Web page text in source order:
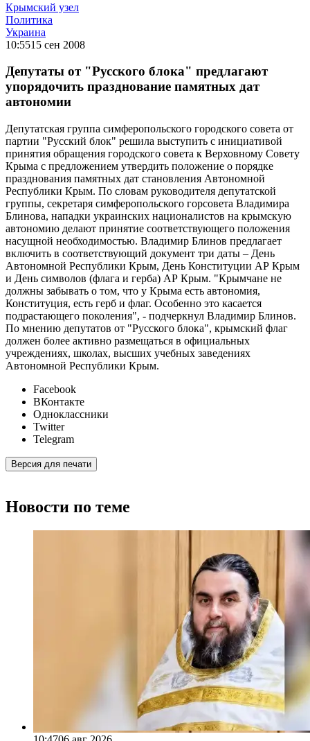
Крымский узел
Политика
Украина
10:5515 сен 2008
Депутаты от "Русского блока" предлагают
упорядочить празднование памятных дат
автономии
Депутатская группа симферопольского городского совета от
партии "Русский блок" решила выступить с инициативой
принятия обращения городского совета к Верховному Совету
Крыма с предложением утвердить положение о порядке
празднования памятных дат становления Автономной
Республики Крым. По словам руководителя депутатской
группы, секретаря симферопольского горсовета Владимира
Блинова, нападки украинских националистов на крымскую
автономию делают принятие соответствующего положения
насущной необходимостью. Владимир Блинов предлагает
включить в соответствующий документ три даты – День
Автономной Республики Крым, День Конституции АР Крым
и День символов (флага и герба) АР Крым. "Крымчане не
должны забывать о том, что у Крыма есть автономия,
Конституция, есть герб и флаг. Особенно это касается
подрастающего поколения", - подчеркнул Владимир Блинов.
По мнению депутатов от "Русского блока", крымский флаг
должен более активно размещаться в официальных
учреждениях, школах, высших учебных заведениях
Автономной Республики Крым.
Facebook
ВКонтакте
Одноклассники
Twitter
Telegram
Версия для печати
Новости по теме